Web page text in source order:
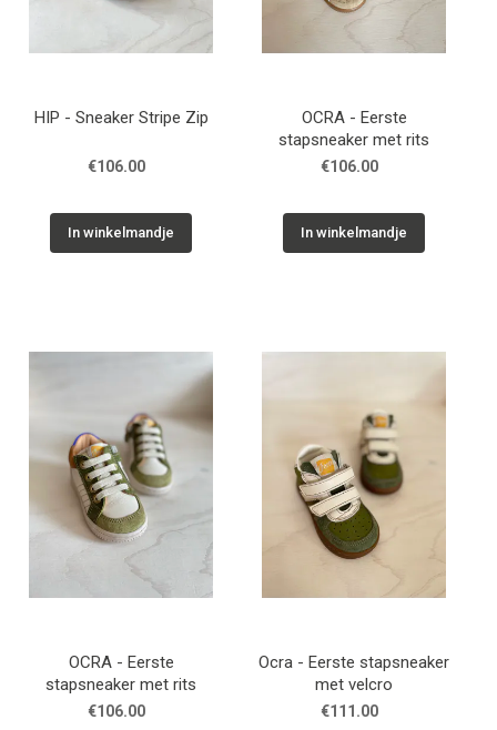
HIP - Sneaker Stripe Zip
€106.00
In winkelmandje
OCRA - Eerste
stapsneaker met rits
€106.00
In winkelmandje
OCRA - Eerste
stapsneaker met rits
€106.00
Ocra - Eerste stapsneaker
met velcro
€111.00